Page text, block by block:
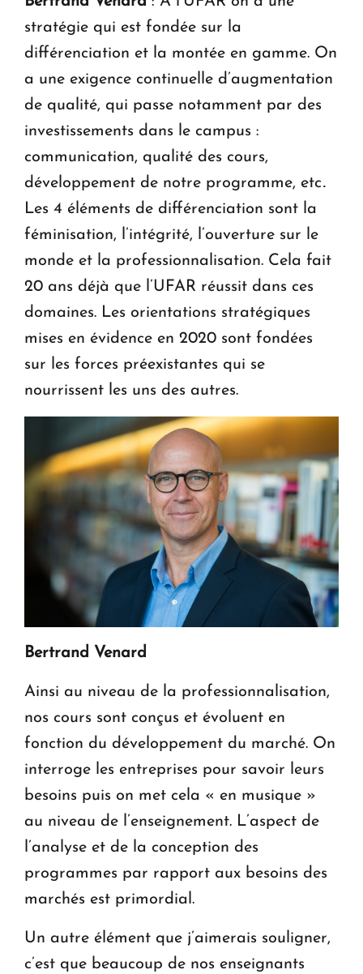
stratégie qui est fondée sur la
différenciation et la montée en gamme. On
a une exigence continuelle d’augmentation
de qualité, qui passe notamment par des
investissements dans le campus :
communication, qualité des cours,
développement de notre programme, etc․
Les 4 éléments de différenciation sont la
féminisation, l’intégrité, l’ouverture sur le
monde et la professionnalisation. Cela fait
20 ans déjà que l’UFAR réussit dans ces
domaines. Les orientations stratégiques
mises en évidence en 2020 sont fondées
sur les forces préexistantes qui se
nourrissent les uns des autres.
Bertrand Venard
Ainsi au niveau de la professionnalisation,
nos cours sont conçus et évoluent en
fonction du développement du marché. On
interroge les entreprises pour savoir leurs
besoins puis on met cela « en musique »
au niveau de l’enseignement. L’aspect de
l’analyse et de la conception des
programmes par rapport aux besoins des
marchés est primordial.
Un autre élément que j’aimerais souligner,
c’est que beaucoup de nos enseignants